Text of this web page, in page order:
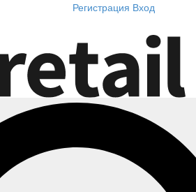
Регистрация Вход